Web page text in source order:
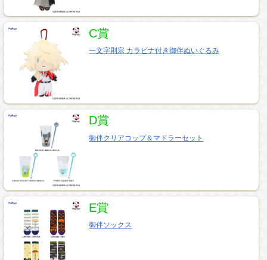
C賞
一文字則宗 カラビナ付き御伴ぬいぐるみ
D賞
御伴クリアコップ＆マドラーセット
E賞
御伴ソックス